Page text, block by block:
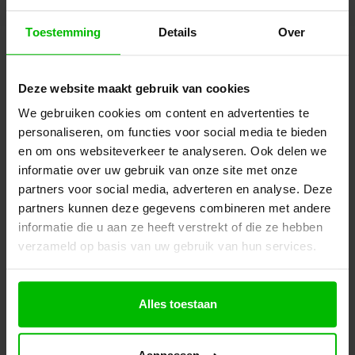
Toestemming Details Over
Deze website maakt gebruik van cookies
We gebruiken cookies om content en advertenties te
personaliseren, om functies voor social media te bieden
en om ons websiteverkeer te analyseren. Ook delen we
informatie over uw gebruik van onze site met onze
partners voor social media, adverteren en analyse. Deze
partners kunnen deze gegevens combineren met andere
informatie die u aan ze heeft verstrekt of die ze hebben
verzameld op basis van uw gebruik van hun services.
Alles toestaan
Misschien ook interessant